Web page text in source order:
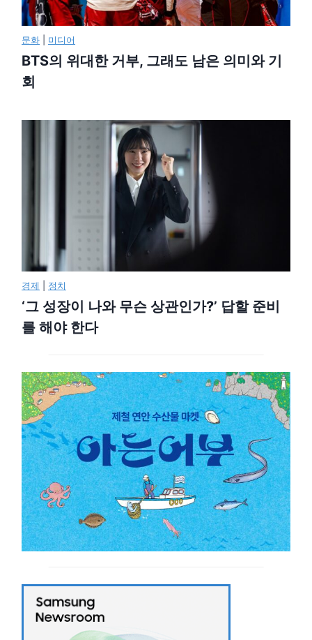
문화 미디어
BTS의 위대한 거부, 그래도 남은 의미와 기
회
경제 정치
‘그 성장이 나와 무슨 상관인가?’ 답할 준비
를 해야 한다